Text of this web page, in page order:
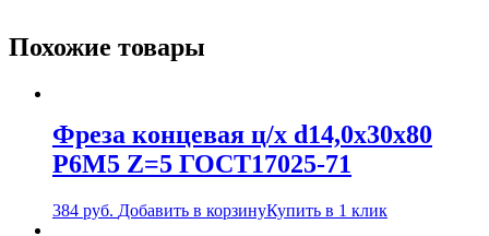
Похожие товары
Фреза концевая ц/х d14,0х30х80
Р6М5 Z=5 ГОСТ17025-71
384 руб. Добавить в корзинуКупить в 1 клик